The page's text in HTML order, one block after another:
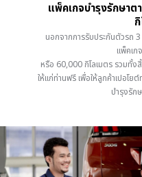
แพ็คเกจบำรุงรักษาต
นอกจากการรับประกันตัวรถ
แพ็คเก
หรือ 60,000 กิโลเมตร รวมทั้
ให้แก่ท่านฟรี เพื่อให้ลูกค้าเปอโย
บำรุงรัก